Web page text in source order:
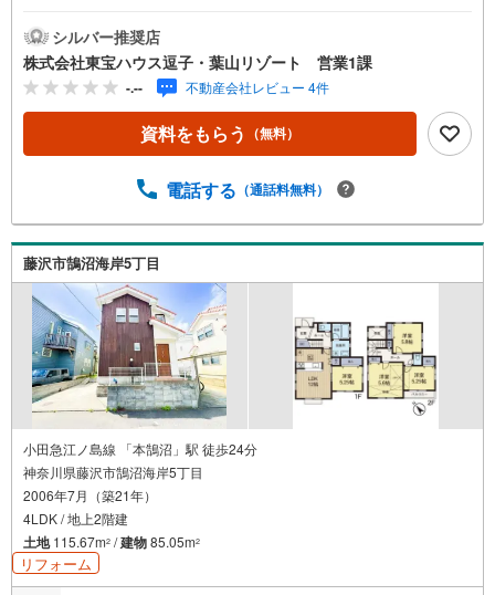
す 《東宝ハウス逗子葉山リゾート》私たちは、この地域に
特化した不動産仲介を通じて、皆さまが理想とする暮らし
を実現するお手伝いをしています。住まい選びは、単に
「家を買う・借りる」ことではなく、「どんな人生を送り
たいか」を考える大切なプロセスです。逗子・葉山には、
海を望む戸建て、緑豊かな住宅街、趣のある古民家など、
し方、コミュニティの魅力まで、リアルな情報をお伝えし
「週末だけでも海のそばで過ごしたい」「将来的に移住を
考えている」「理想の住まいを見つけたい」-- そんな思い
をお持ちの方は、ぜひ私たちにご相談ください。逗子・葉
山の魅力を知り尽くしたプロとして、皆さまの新しい暮ら
しの第一歩を全力でサポートいたします。どうぞお気軽に
お問い合わせください。
シルバー推奨店
株式会社東宝ハウス逗子・葉山リゾート 営業1課
-.-- 不動産会社レビュー 4件
資料をもらう （無料）
電話する （通話料無料）
藤沢市鵠沼海岸5丁目
小田急江ノ島線 「本鵠沼」駅 徒歩24分
神奈川県藤沢市鵠沼海岸5丁目
2006年7月（築21年）
4LDK / 地上2階建
土地115.67m2 /建物85.05m2
リフォーム